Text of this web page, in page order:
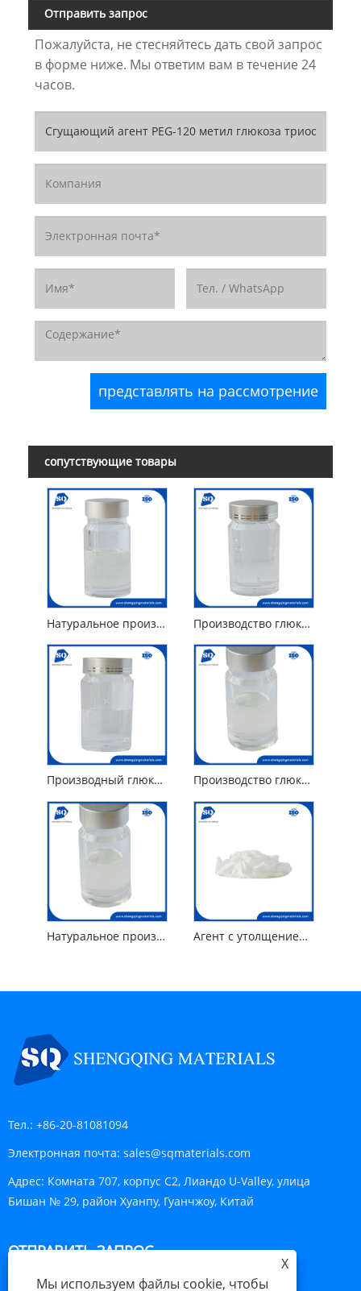
Отправить запрос
Пожалуйста, не стесняйтесь дать свой запрос
в форме ниже. Мы ответим вам в течение 24
часов.
сопутствующие товары
Натуральное производное метилглюкозида ПЭГ-120 Диоэат метилглюкозы Производство глюкозида метил глюцет-20
Производный глюкозид PPG-20 метил глюкозный эфир Производство глюкозида метил глюцет-10
Натуральное производное метилглюкозида ПЭГ-120 триолеат метилглюкозы Агент с утолщением шампуня PEG-150 Pentaerythrityl Tetrastearate
Тел.: +86-20-81081094
Электронная почта: sales@sqmaterials.com
Адрес: Комната 707, корпус C2, Лиандо U-Valley, улица
Бишан № 29, район Хуанпу, Гуанчжоу, Китай
ОТПРАВИТЬ ЗАПРОС
X
Мы используем файлы cookie, чтобы